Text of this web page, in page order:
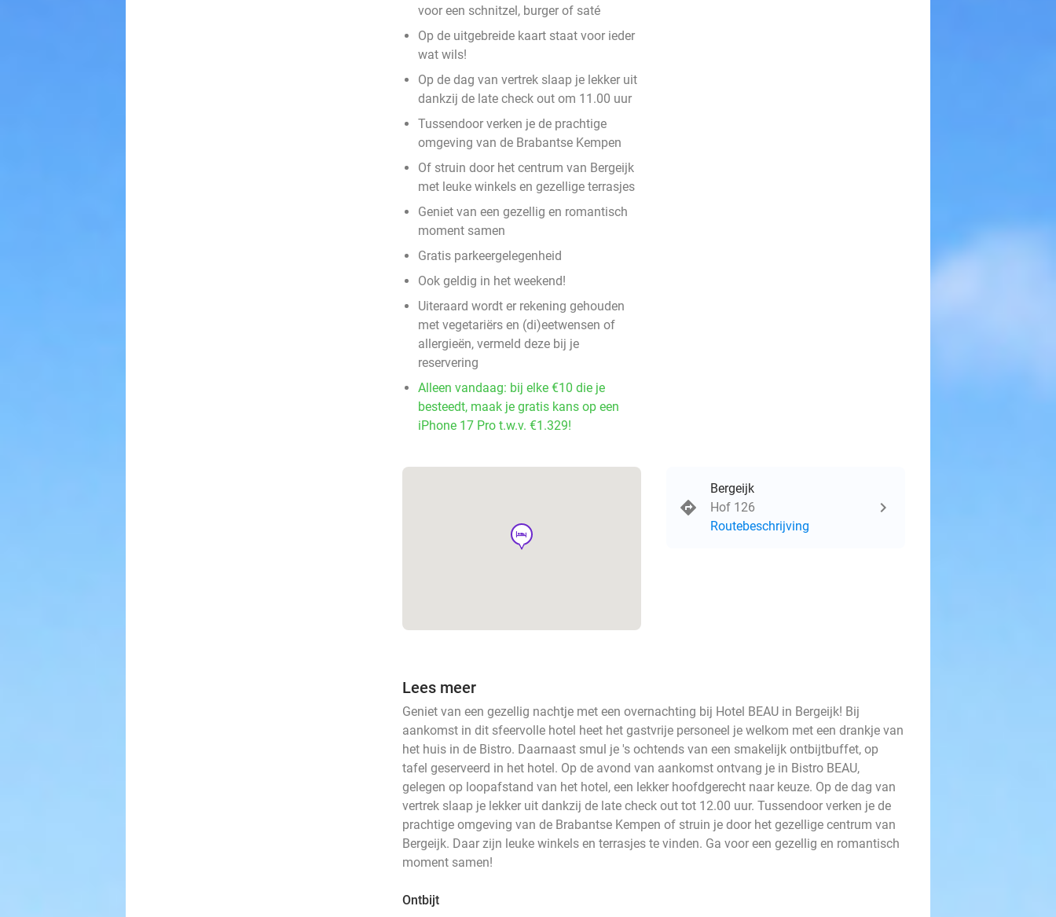
voor een schnitzel, burger of saté
Op de uitgebreide kaart staat voor ieder
wat wils!
Op de dag van vertrek slaap je lekker uit
dankzij de late check out om 11.00 uur
Tussendoor verken je de prachtige
omgeving van de Brabantse Kempen
Of struin door het centrum van Bergeijk
met leuke winkels en gezellige terrasjes
Geniet van een gezellig en romantisch
moment samen
Gratis parkeergelegenheid
Ook geldig in het weekend!
Uiteraard wordt er rekening gehouden
met vegetariërs en (di)eetwensen of
allergieën, vermeld deze bij je
reservering
Alleen vandaag: bij elke €10 die je
besteedt, maak je gratis kans op een
iPhone 17 Pro t.w.v. €1.329!
hotel
Bergeijk
Hof 126
Routebeschrijving
Lees meer
Geniet van een gezellig nachtje met een overnachting bij Hotel BEAU in Bergeijk! Bij
aankomst in dit sfeervolle hotel heet het gastvrije personeel je welkom met een drankje van
het huis in de Bistro. Daarnaast smul je 's ochtends van een smakelijk ontbijtbuffet, op
tafel geserveerd in het hotel. Op de avond van aankomst ontvang je in Bistro BEAU,
gelegen op loopafstand van het hotel, een lekker hoofdgerecht naar keuze. Op de dag van
vertrek slaap je lekker uit dankzij de late check out tot 12.00 uur. Tussendoor verken je de
prachtige omgeving van de Brabantse Kempen of struin je door het gezellige centrum van
Bergeijk. Daar zijn leuke winkels en terrasjes te vinden. Ga voor een gezellig en romantisch
moment samen!
Ontbijt